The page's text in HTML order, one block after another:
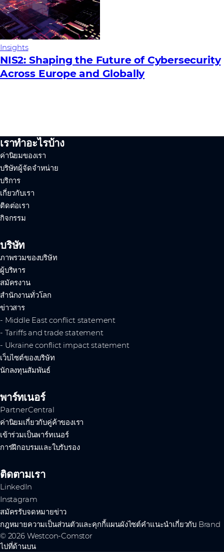
Insights
NIS2: Shaping the Future of Cybersecurity
Across Europe and Globally
เราทำอะไรบ้าง
ค่านิยมของเรา
บริษัทผู้จัดจำหน่าย
บริการ
เกี่ยวกับเรา
ติดต่อเรา
กิจกรรม
บริษัท
ภาพรวมของบริษัท
ผู้บริหาร
สมัครงาน
สำนักงานทั่วโลก
ข่าวสาร
- Middle East conflict statement
- Tariffs and trade statement
- Ukraine conflict impact statement
เว็บไซต์ของบริษัท
นักลงทุนสัมพันธ์
พาร์ทเนอร์
PartnerCentral
ค่านิยมเกี่ยวกับคู่ค้าของเรา
เข้าร่วมเป็นพาร์ทเนอร์
การฝึกอบรมและใบรับรอง
ติดตามเรา
LinkedIn
Instagram
สมัครรับจดหมายข่าว
กฎหมายความเป็นส่วนตัวและคุกกี้แผนผังไซต์คำแนะนำเกี่ยวกับ Brand
© 2026 Westcon-Comstor
ไปที่ด้านบน